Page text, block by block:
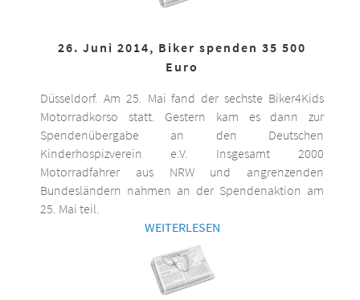
26. Juni 2014, Biker spenden 35 500
Euro
Düsseldorf. Am 25. Mai fand der sechste Biker4Kids
Motorradkorso statt. Gestern kam es dann zur
Spendenübergabe an den Deutschen
Kinderhospizverein e.V. Insgesamt 2000
Motorradfahrer aus NRW und angrenzenden
Bundesländern nahmen an der Spendenaktion am
25. Mai teil.
WEITERLESEN